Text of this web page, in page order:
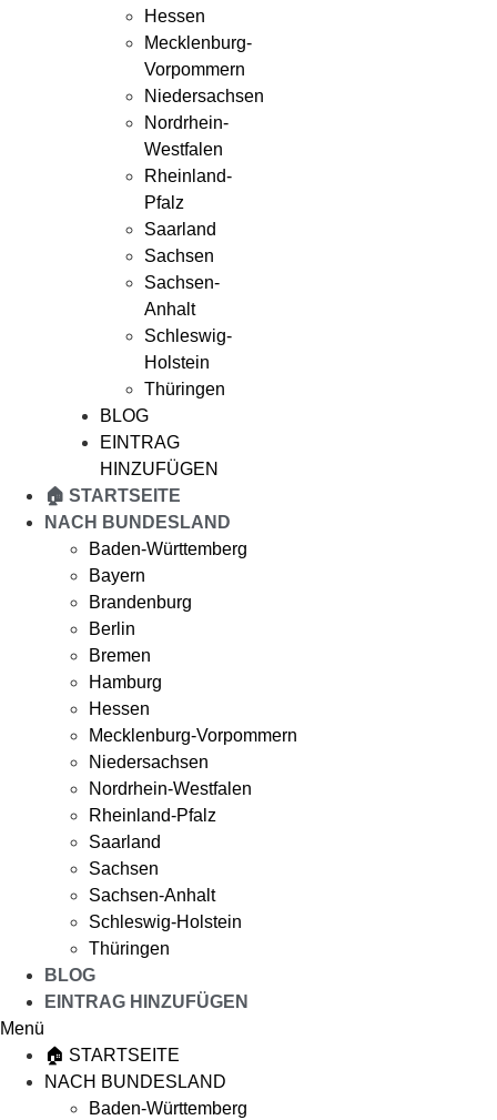
Hessen
Mecklenburg-
Vorpommern
Niedersachsen
Nordrhein-
Westfalen
Rheinland-
Pfalz
Saarland
Sachsen
Sachsen-
Anhalt
Schleswig-
Holstein
Thüringen
BLOG
EINTRAG
HINZUFÜGEN
🏠 STARTSEITE
NACH BUNDESLAND
Baden-Württemberg
Bayern
Brandenburg
Berlin
Bremen
Hamburg
Hessen
Mecklenburg-Vorpommern
Niedersachsen
Nordrhein-Westfalen
Rheinland-Pfalz
Saarland
Sachsen
Sachsen-Anhalt
Schleswig-Holstein
Thüringen
BLOG
EINTRAG HINZUFÜGEN
Menü
🏠 STARTSEITE
NACH BUNDESLAND
Baden-Württemberg